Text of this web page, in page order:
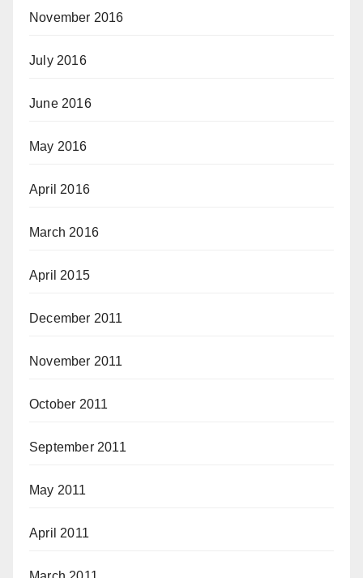
November 2016
July 2016
June 2016
May 2016
April 2016
March 2016
April 2015
December 2011
November 2011
October 2011
September 2011
May 2011
April 2011